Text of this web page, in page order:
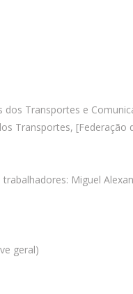
dos Transportes e
Transportes, [Federação
Miguel
geral)